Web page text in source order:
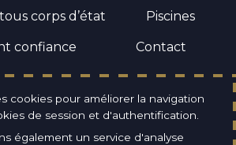
corps d’état Piscines
confiance Contact
06 06 85 01 27
de Verdun 38240 Meylan
cookies pour améliorer la navigation
de session et d'authentification.
également un service d'analyse